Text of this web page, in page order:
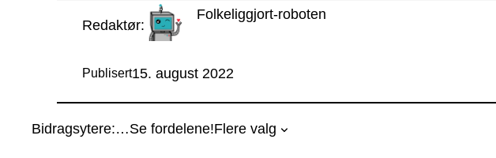
Redaktør:
Folkeliggjort-roboten
Publisert15. august 2022
Bidragsytere:…Se fordelene!Flere valg